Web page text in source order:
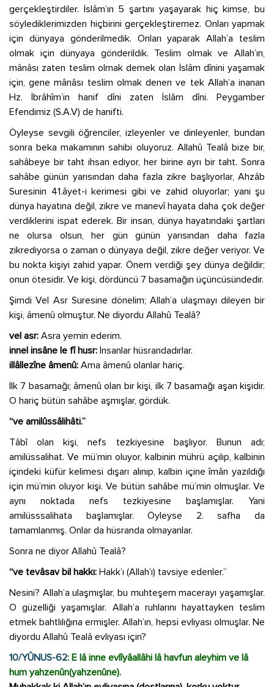
gerçekleştirdiler. İslâm’ın 5 şartını yaşayarak hiç kimse, bu
söylediklerimizden hiçbirini gerçekleştiremez. Onları yapmak
için dünyaya gönderilmedik. Onları yaparak Allah’a teslim
olmak için dünyaya gönderildik. Teslim olmak ve Allah’ın,
mânâsı zaten teslim olmak demek olan İslâm dînini yaşamak
için, gene mânâsı teslim olmak denen ve tek Allah’a inanan
Hz. İbrâhîm’in hanif dîni zaten İslâm dîni. Peygamber
Efendimiz (S.A.V) de hanifti.
Öyleyse sevgili öğrenciler, izleyenler ve dinleyenler, bundan
sonra beka makamının sahibi oluyoruz. Allahû Tealâ bize bir,
sahâbeye bir taht ihsan ediyor, her birine ayrı bir taht. Sonra
sahâbe günün yarısından daha fazla zikre başlıyorlar, Ahzâb
Suresinin 41.âyet-i kerimesi gibi ve zahid oluyorlar; yani şu
dünya hayatına değil, zikre ve manevî hayata daha çok değer
verdiklerini ispat ederek. Bir insan, dünya hayatındaki şartları
ne olursa olsun, her gün günün yarısından daha fazla
zikrediyorsa o zaman o dünyaya değil, zikre değer veriyor. Ve
bu nokta kişiyi zahid yapar. Önem verdiği şey dünya değildir;
onun ötesidir. Ve kişi, dördüncü 7 basamağın üçüncüsündedir.
Şimdi Vel Asr Suresine dönelim; Allah’a ulaşmayı dileyen bir
kişi, âmenû olmuştur. Ne diyordu Allahû Tealâ?
vel asr: Asra yemin ederim.
innel insâne le fî husr: İnsanlar hüsrandadırlar.
illâllezîne âmenû: Ama âmenû olanlar hariç.
İlk 7 basamağı; âmenû olan bir kişi, ilk 7 basamağı aşan kişidir.
O hariç bütün sahâbe aşmışlar, gördük.
“ve amilûssâlihâti.”
Tâbî olan kişi, nefs tezkiyesine başlıyor. Bunun adı;
amilüssalihat. Ve mü’min oluyor, kalbinin mührü açılıp, kalbinin
içindeki küfür kelimesi dışarı alınıp, kalbin içine îmân yazıldığı
için mü’min oluyor kişi. Ve bütün sahâbe mü’min olmuşlar. Ve
aynı noktada nefs tezkiyesine başlamışlar. Yani
amilüsssalihata başlamışlar. Öyleyse 2. safha da
tamamlanmış. Onlar da hüsranda olmayanlar.
Sonra ne diyor Allahû Tealâ?
“ve tevâsav bil hakkı: Hakk’ı (Allah’ı) tavsiye edenler.”
Nesini? Allah’a ulaşmışlar, bu muhteşem macerayı yaşamışlar.
O güzelliği yaşamışlar. Allah’a ruhlarını hayattayken teslim
etmek bahtlılığına ermişler. Allah’ın, hepsi evliyası olmuşlar. Ne
diyordu Allahû Tealâ evliyası için?
10/YÛNUS-62: E lâ inne evlîyâallâhi lâ havfun aleyhim ve lâ
hum yahzenûn(yahzenûne).